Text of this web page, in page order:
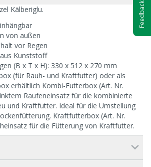
Kälberiglu.
von außen
vor Regen
Kunststoff
(B x T x H): 330 x 512 x 270 mm
(für Rauh- und Kraftfutter) oder als
erhältlich Kombi-Futterbox (Art. Nr.
Raufeneinsatz für die kombinierte
und Kraftfutter. Ideal für die Umstellung
Kraftfutterbox (Art. Nr.
für die Fütterung von Kraftfutter.
Feedback